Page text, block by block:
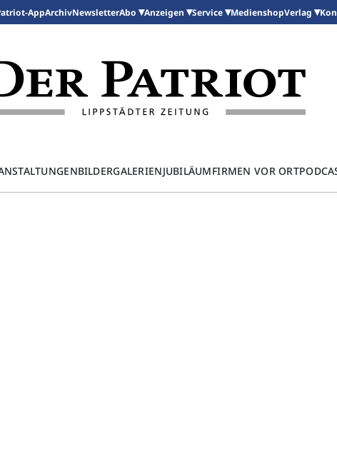
AppArchivNewsletterAbo Anzeigen Service MedienshopVerlag
BILDERGALERIENJUBILÄUMFIRMEN VOR ORT